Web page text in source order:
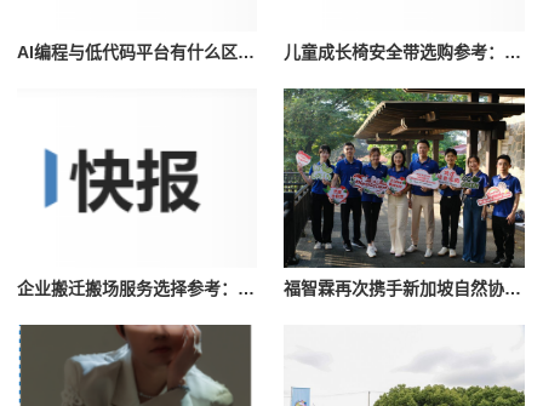
AI编程与低代码平台有什么区别？2026年企业如何选择AI开发工具 儿童成长椅安全带选购参考：三点式与五点式防护差异及选择时应关注的几个维度
企业搬迁搬场服务选择参考：合同签订前应排查的几个工期风险点 福智霖再次携手新加坡自然协会 深耕绿色公益践行可持续发展